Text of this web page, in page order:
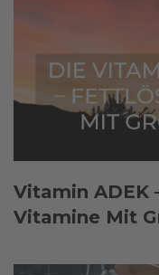
Vitamin ADEK
Vitamine Mit